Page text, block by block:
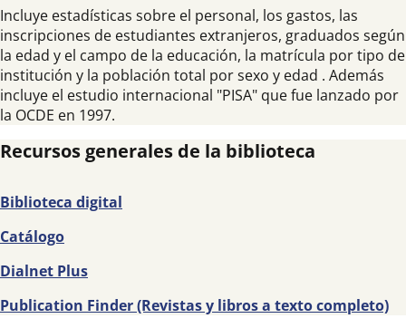
Incluye estadísticas sobre el personal, los gastos, las
inscripciones de estudiantes extranjeros, graduados según
la edad y el campo de la educación, la matrícula por tipo de
institución y la población total por sexo y edad . Además
incluye el estudio internacional "PISA" que fue lanzado por
la OCDE en 1997.
Recursos generales de la biblioteca
Biblioteca digital
Catálogo
Dialnet Plus
Publication Finder (Revistas y libros a texto completo)